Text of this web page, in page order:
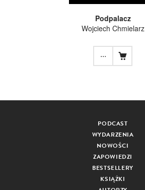
Podpalacz
Wojciech Chmielarz
...
PODCAST
WYDARZENIA
NOWOŚCI
ZAPOWIEDZI
BESTSELLERY
KSIĄŻKI